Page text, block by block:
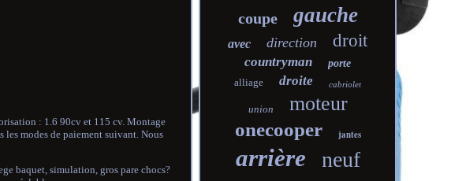
: 1.6 90cv et 115 cv. Montage
modes de paiement suivant. Nous
baquet, simulation, gros pare chocs?
coupe gauche
avec direction droit
countryman
porte
alliage
droite cabriolet
union moteur
onecooper jantes
arrière neuf